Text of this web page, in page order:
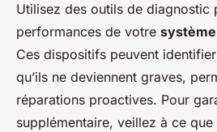
Utilisez des outils de diagnostic
performances de votre
Ces dispositifs peuvent
qu’ils ne deviennent graves,
réparations proactives. Pour
supplémentaire, veillez à ce que